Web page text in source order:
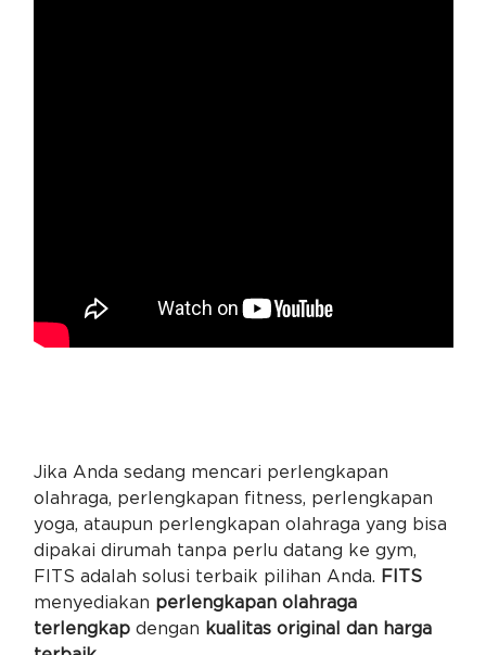
Jika Anda sedang mencari perlengkapan
olahraga, perlengkapan fitness, perlengkapan
yoga, ataupun perlengkapan olahraga yang bisa
dipakai dirumah tanpa perlu datang ke gym,
FITS adalah solusi terbaik pilihan Anda. FITS
menyediakan perlengkapan olahraga
terlengkapdengan kualitas original dan harga